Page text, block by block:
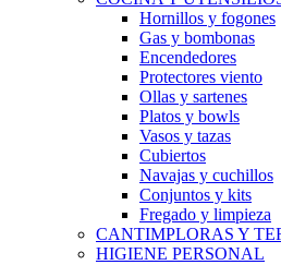
Hornillos y fogones
Gas y bombonas
Encendedores
Protectores viento
Ollas y sartenes
Platos y bowls
Vasos y tazas
Cubiertos
Navajas y cuchillos
Conjuntos y kits
Fregado y limpieza
CANTIMPLORAS Y
HIGIENE PERSONAL